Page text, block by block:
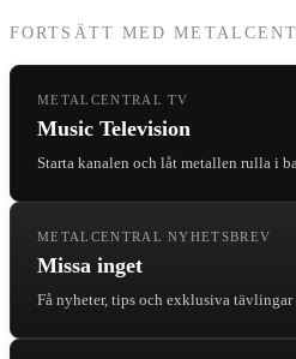
FORTSÄTT MED
METALCENTRAL TV
Music Television
Starta kanalen och låt metallen rulla i
METALCENTRAL NYHETSBREV
Missa inget
Få nyheter, tips och exklusiva